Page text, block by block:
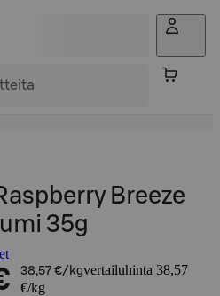
Breeze
35g
38,57 €/kgvertailuhinta 38,57
€/kg